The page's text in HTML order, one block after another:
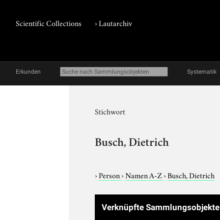
Scientific Collections ›Lautarchiv
Erkunden Systematik
Stichwort
Busch, Dietrich
›Person›Namen A-Z›Busch, Dietrich
Verknüpfte Sammlungsobjekte